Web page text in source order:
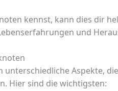
kennst, kann dies dir
und
unterschiedliche Aspekte,
Hier sind die wichtigsten: